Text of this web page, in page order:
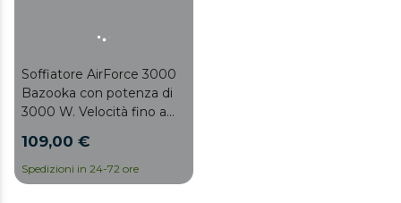
Soffiatore AirForce 3000
Bazooka con potenza di
3000 W. Velocità fino a
850m³/h. Velocità
regolabile. Leggero.
109,00 €
Spedizioni in 24-72 ore